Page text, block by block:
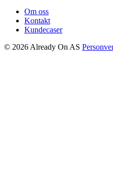
Om oss
Kontakt
Kundecaser
© 2026 Already On AS